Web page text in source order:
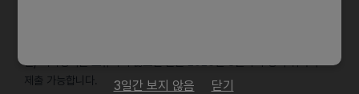
단, 어학성적을 보유하지 않으신 분은 2026년 8월까지 성적 취득 후
제출 가능합니다.
3일간 보지 않음 닫기